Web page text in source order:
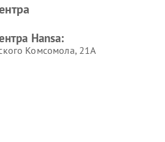
Hansa:
Комсомола, 21А